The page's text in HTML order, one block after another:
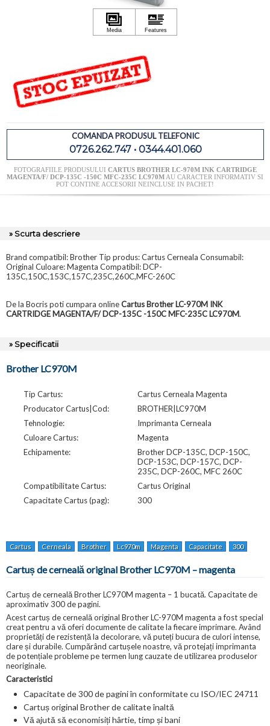
COMANDA PRODUSUL TELEFONIC
0726.262.747 • 0344.401.060
FOTOGRAFIILE PRODUSULUI CARTUS BROTHER LC-970M INK CARTRIDGE
MAGENTA/F/ DCP-135C -150C MFC-235C LC970M AU CARACTER INFORMATIV SI
POT CONTINE ACCESORII NEINCLUSE IN PACHET!
» Scurta descriere
Brand compatibil: Brother Tip produs: Cartus Cerneala Consumabil:
Original Culoare: Magenta Compatibil: DCP-
135C,150C,153C,157C,235C,260C,MFC-260C
De la Bocris poti cumpara onlineCartus Brother LC-970M INK
CARTRIDGE MAGENTA/F/ DCP-135C -150C MFC-235C LC970M.
» Specificatii
Brother LC970M
Tip Cartus:
Cartus Cerneala Magenta
Producator Cartus|Cod:
BROTHER|LC970M
Tehnologie:
Imprimanta Cerneala
Culoare Cartus:
Magenta
Echipamente:
Brother DCP-135C, DCP-150C,
DCP-153C, DCP-157C, DCP-
235C, DCP-260C, MFC 260C
Compatibilitate Cartus:
Cartus Original
Capacitate Cartus (pag):
300
Cartus Cerneala Brother Lc970m Magenta Capacitate 300
Cartuș de cerneală original Brother LC970M – magenta
Cartuș de cerneală Brother LC970M magenta – 1 bucată. Capacitate de
aproximativ 300 de pagini.
Acest cartuș de cerneală original Brother LC-970M magenta a fost special
creat pentru a vă oferi documente de calitate la fiecare imprimare. Având
proprietăți de rezistență la decolorare, vă puteți bucura de culori intense,
clare și durabile. Cumpărând cartușele noastre, vă protejați imprimanta
de potențiale probleme pe termen lung cauzate de utilizarea produselor
neoriginale.
Caracteristici
Capacitate de 300 de pagini în conformitate cu ISO/IEC 24711
Cartuș original Brother de calitate înaltă
Vă ajută să economisiți hârtie, timp și bani